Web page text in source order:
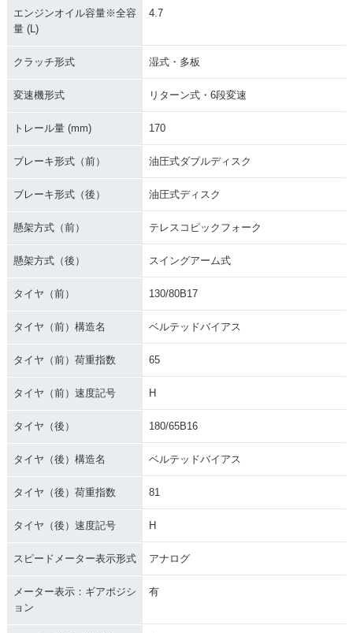
エンジンオイル容量※全容
量 (L)
4.7
クラッチ形式 湿式・多板
変速機形式 リターン式・6段変速
トレール量 (mm) 170
ブレーキ形式（前） 油圧式ダブルディスク
ブレーキ形式（後） 油圧式ディスク
懸架方式（前） テレスコピックフォーク
懸架方式（後） スイングアーム式
タイヤ（前） 130/80B17
タイヤ（前）構造名 ベルテッドバイアス
タイヤ（前）荷重指数 65
タイヤ（前）速度記号 H
タイヤ（後） 180/65B16
タイヤ（後）構造名 ベルテッドバイアス
タイヤ（後）荷重指数 81
タイヤ（後）速度記号 H
スピードメーター表示形式 アナログ
メーター表示：ギアポジシ
ョン
有